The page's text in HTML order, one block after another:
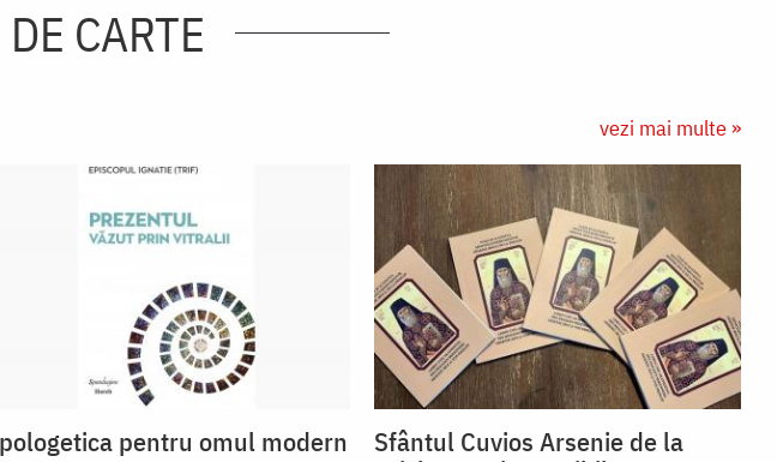
CARTE
vezi mai multe »
pentru omul modern
Sfântul Cuvios Arsenie de la